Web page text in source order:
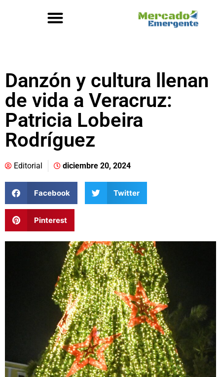
Danzón y cultura llenan
de vida a Veracruz:
Patricia Lobeira
Rodríguez
Editorial diciembre 20, 2024
Facebook Twitter
Pinterest